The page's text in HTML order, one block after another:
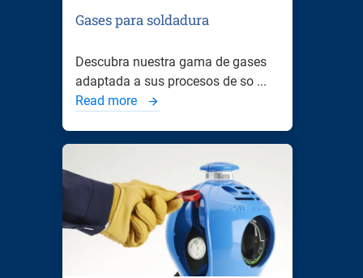
Gases para soldadura
Descubra nuestra gama de gases
adaptada a sus procesos de so ...
Read more